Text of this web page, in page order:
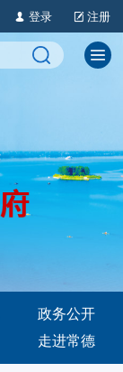
登录 注册
政务公开
走进常德